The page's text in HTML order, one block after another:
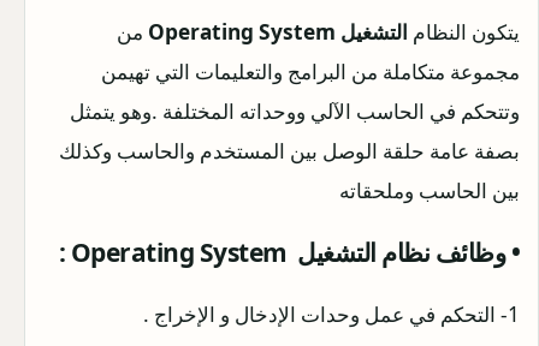
يتكون النظام التشغيل Operating System
من
مجموعة متكاملة من البرامج والتعليمات التي تهيمن
وتتحكم في الحاسب الآلي ووحداته المختلفة .وهو يتمثل
بصفة عامة حلقة الوصل بين المستخدم والحاسب وكذلك
بين الحاسب وملحقاته
• وظائف نظام التشغيل Operating System :
1- التحكم في عمل وحدات الإدخال و الإخراج .